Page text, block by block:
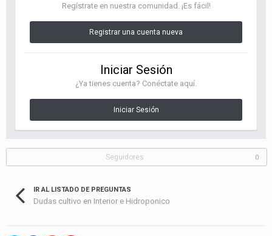
Regístrate en nuestra comunidad. ¡Es fácil!
Registrar una cuenta nueva
Iniciar Sesión
¿Ya tienes cuenta? Conéctate aquí.
Iniciar Sesión
Seguidores 0
IR AL LISTADO DE PREGUNTAS
Dudas cultivo en Interior e Hidroponico